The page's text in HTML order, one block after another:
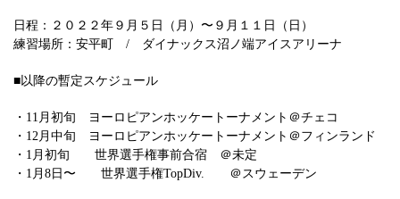
日程：２０２２年９月５日（月）〜９月１１日（日）
練習場所：安平町 / ダイナックス沼ノ端アイスアリーナ
■以降の暫定スケジュール
・11月初旬 ヨーロピアンホッケートーナメント＠チェコ
・12月中旬 ヨーロピアンホッケートーナメント＠フィンランド
・1月初旬 世界選手権事前合宿 ＠未定
・1月8日〜 世界選手権TopDiv. ＠スウェーデン